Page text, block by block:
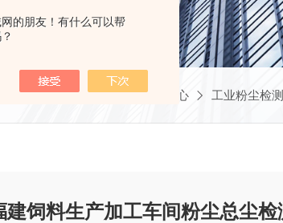
的朋友！有什么可以帮
当前位置：首页 产品中心 工业粉尘检
建饲料生产加工车间粉尘总尘检